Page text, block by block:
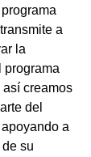
a
la
programa
creamos
del
a
su